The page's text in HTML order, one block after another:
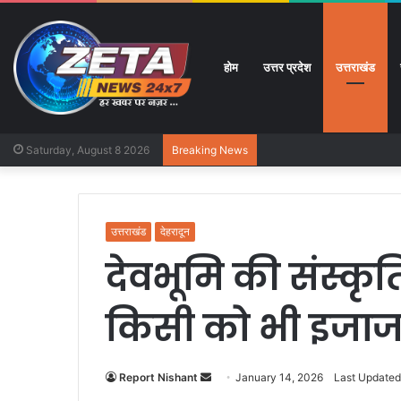
होम उत्तर प्रदेश उत्तराखंड
Saturday, August 8 2026 Breaking News
उत्तराखंड देहरादून
देवभूमि की
किसी को भी
Report Nishant January 14, 2026 Last